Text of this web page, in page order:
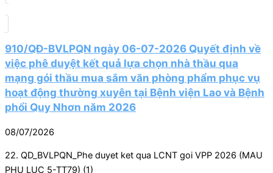
910/QĐ-BVLPQN ngày 06-07-2026 Quyết định về
việc phê duyệt kết quả lựa chọn nhà thầu qua
mạng gói thầu mua sắm văn phòng phẩm phục vụ
hoạt động thường xuyên tại Bệnh viện Lao và Bệnh
phổi Quy Nhơn năm 2026
08/07/2026
22. QD_BVLPQN_Phe duyet ket qua LCNT goi VPP 2026 (MAU
PHU LUC 5-TT79) (1)